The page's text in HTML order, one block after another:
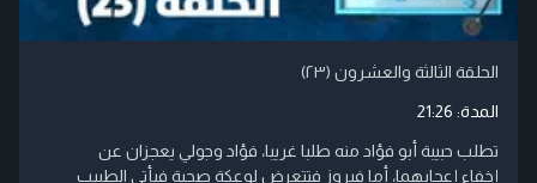
الحلقة الثالثة والعشرون (۲۳)
المدة: 21:26
تطلب حبيبة أبو فؤاد منه طلبا غريبا، فؤاد وجولي يعجزان عن
إخفاء إعجابهما، أما فيروز فتتعرض لوعكة صحية فيأتي الطبيب